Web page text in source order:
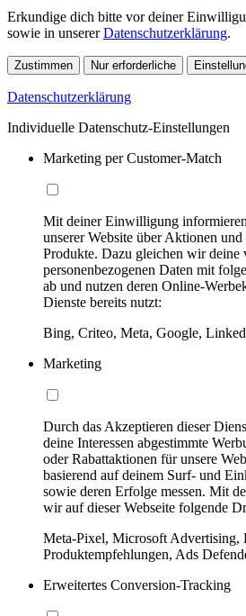
Erkundige dich bitte vor deiner
sowie in unsererDatenschutzerklärung.
Zustimmen Nur erforderliche
Datenschutzerklärung
Individuelle Datenschutz-Einstellungen
Marketing per Customer-Match
Mit deiner Einwilligung
unserer Website über Aktionen
Produkte. Dazu gleichen wir deine
personenbezogenen Daten mit
ab und nutzen deren Online-
Dienste bereits nutzt:
Bing, Criteo, Meta, Google,
Marketing
Durch das Akzeptieren dieser
deine Interessen abgestimmte
oder Rabattaktionen für unsere
basierend auf deinem Surf- und
sowie deren Erfolge messen. Mit
wir auf dieser Webseite folgende
Meta-Pixel, Microsoft Advertising,
Produktempfehlungen, Ads
Erweitertes Conversion-Tracking